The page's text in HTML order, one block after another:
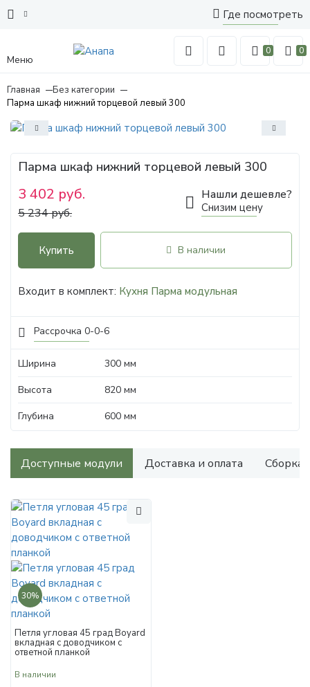
Где посмотреть
Меню
0 0
Главная
Без категории
Парма шкаф нижний торцевой левый 300
Рассрочка 0-0-6
Парма шкаф нижний торцевой левый 300
3 402 руб.
5 234 руб.
Нашли дешевле?
Снизим цену
Купить В наличии
Входит в комплект: Кухня Парма модульная
Ширина
300 мм
Высота
820 мм
Глубина
600 мм
Доступные модули Доставка и оплата Сборка
30%
Петля угловая 45 град Boyard
вкладная с доводчиком с
ответной планкой
В наличии